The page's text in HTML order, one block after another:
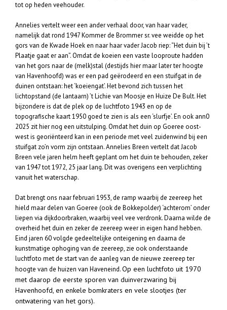
tot op heden veehouder.
Annelies vertelt weer een ander verhaal door, van haar vader,
namelijk dat rond 1947 Kommer de Brommer sr. vee weidde op het
gors van de Kwade Hoek en naar haar vader Jacob riep: “Het duin bij ’t
Plaatje gaat er aan”. Omdat de koeien een vaste looproute hadden
van het gors naar de (melk)stal (destijds hier maar later ter hoogte
van Havenhoofd) was er een pad geërodeerd en een stuifgat in de
duinen ontstaan: het ‘koeiengat’. Het bevond zich tussen het
lichtopstand (de lantaarn) ’t Lichie van Moosje en Huize De Bult. Het
bijzondere is dat de plek op de luchtfoto 1943 en op de
topografische kaart 1950 goed te zien is als een ‘slurfje’. En ook ann0
2025 zit hier nog een uitstulping. Omdat het duin op Goeree oost-
west is georiënteerd kan in een periode met veel zuidenwind bij een
stuifgat zo’n vorm zijn ontstaan. Annelies Breen vertelt dat Jacob
Breen vele jaren helm heeft geplant om het duin te behouden, zeker
van 1947 tot 1972, 25 jaar lang. Dit was overigens een verplichting
vanuit het waterschap.
Dat brengt ons naar februari 1953, de ramp waarbij de zeereep het
hield maar delen van Goeree (ook de Bokkepolder) ‘achterom’ onder
liepen via dijkdoorbraken, waarbij veel vee verdronk. Daarna wilde de
overheid het duin en zeker de zeereep weer in eigen hand hebben.
Eind jaren 60 volgde gedeeltelijke onteigening en daarna de
kunstmatige ophoging van de zeereep, zie ook onderstaande
luchtfoto met de start van de aanleg van de nieuwe zeereep ter
hoogte van de huizen van Haveneind.Op een luchtfoto uit 1970
met daarop de eerste sporen van duinverzwaring bij
Havenhoofd, en enkele bomkraters en vele slootjes (ter
ontwatering van het gors).